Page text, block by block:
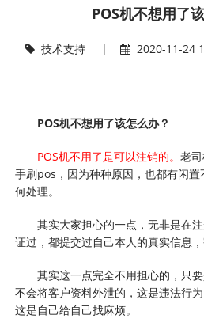
POS机不想用了
技术支持| 2020-11-
POS机不想用了该怎么办？
POS机不用了是可以注销的。老
手刷pos，因为种种原因，也都有闲
何处理。
其实大家担心的一点，无非是在
证过，都提交过自己本人的真实信息，
其实这一点完全不用担心的，只
不会将客户资料外泄的，这是违法行
这是自己给自己找麻烦。